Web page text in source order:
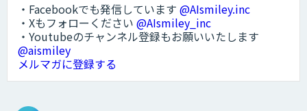
・Facebookでも発信しています @AIsmiley.inc
・Xもフォローください @AIsmiley_inc
・Youtubeのチャンネル登録もお願いいたします
@aismiley
メルマガに登録する